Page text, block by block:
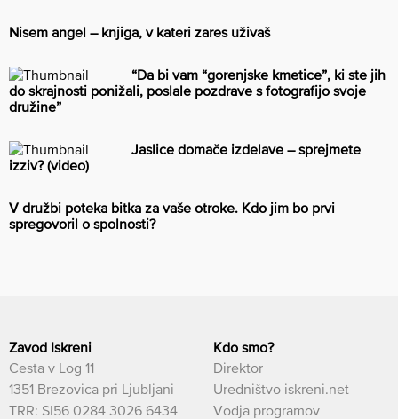
Nisem angel – knjiga, v kateri zares uživaš
“Da bi vam “gorenjske kmetice”, ki ste jih
do skrajnosti ponižali, poslale pozdrave s fotografijo svoje
družine”
Jaslice domače izdelave – sprejmete
izziv? (video)
V družbi poteka bitka za vaše otroke. Kdo jim bo prvi
spregovoril o spolnosti?
Zavod Iskreni
Cesta v Log 11
1351 Brezovica pri Ljubljani
TRR: SI56 0284 3026 6434
Kdo smo?
Direktor
Uredništvo iskreni.net
Vodja programov